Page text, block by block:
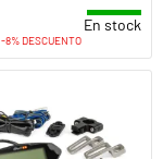
En stock
-8% DESCUENTO